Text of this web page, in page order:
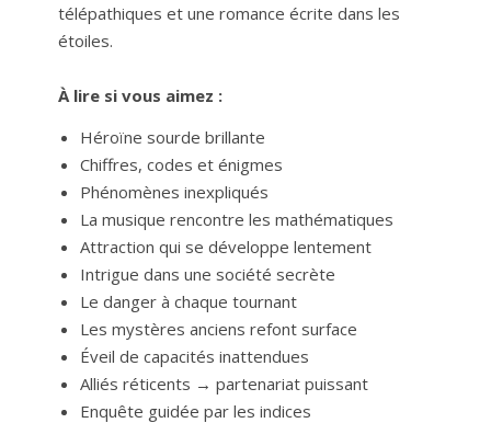
télépathiques et une romance écrite dans les
étoiles.
À lire si vous aimez :
Héroïne sourde brillante
Chiffres, codes et énigmes
Phénomènes inexpliqués
La musique rencontre les mathématiques
Attraction qui se développe lentement
Intrigue dans une société secrète
Le danger à chaque tournant
Les mystères anciens refont surface
Éveil de capacités inattendues
Alliés réticents → partenariat puissant
Enquête guidée par les indices